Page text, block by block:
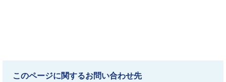
このページに関するお問い合わせ先